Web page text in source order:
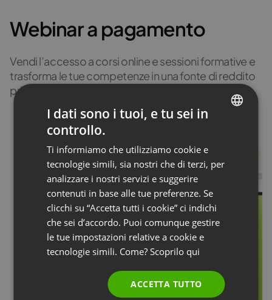
Webinar a pagamento
Vendi l’accesso a corsi online e sessioni formative e
trasforma le tue competenze in una fonte di reddito
primaria o secondaria.
Leggi di più
FRENCH
GERMAN
POLISH
RUSSIAN
SPANISH
PORTUGUESE
I dati sono i tuoi, e tu sei in
controllo.
Ti informiamo che utilizziamo cookie e
tecnologie simili, sia nostri che di terzi, per
analizzare i nostri servizi e suggerire
contenuti in base alle tue preferenze. Se
clicchi su “Accetta tutti i cookie” ci indichi
che sei d’accordo. Puoi comunque gestire
le tue impostazioni relative a cookie e
tecnologie simili. Come? Scoprilo qui
ACCETTA TUTTO